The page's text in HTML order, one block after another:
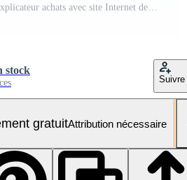
commerce électronique explicateur achats avec site Internet des produits sur alpha canal Vidéo Gratuite
stock
Suivre
gratuitAttribution nécessaire